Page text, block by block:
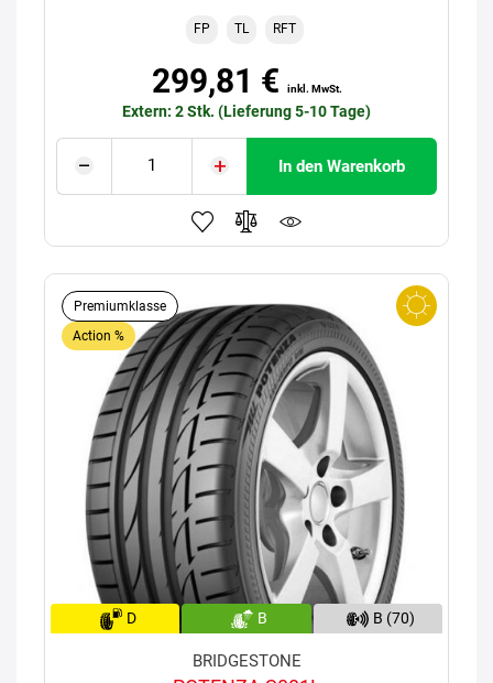
FP TL RFT
299,81 € inkl. MwSt.
Extern: 2 Stk. (Lieferung 5-10 Tage)
In den Warenkorb
Premiumklasse
Action %
D B B (70)
BRIDGESTONE